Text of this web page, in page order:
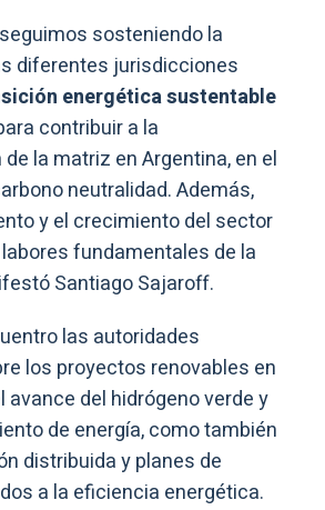
sosteniendo la
diferentes jurisdicciones
energética sustentable
contribuir a la
la matriz en Argentina, en el
neutralidad. Además,
y el crecimiento del sector
fundamentales de la
Santiago Sajaroff.
las autoridades
los proyectos renovables en
avance del hidrógeno verde y
de energía, como también
distribuida y planes de
a la eficiencia energética.